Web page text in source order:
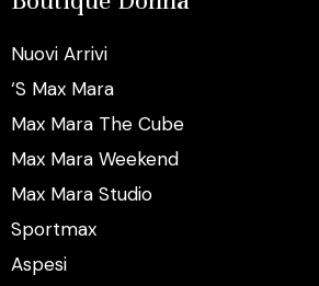
Nuovi Arrivi
‘S Max Mara
Max Mara The Cube
Max Mara Weekend
Max Mara Studio
Sportmax
Aspesi